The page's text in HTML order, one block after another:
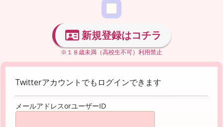
新規登録はコチラ
※１８歳未満（高校生不可）利用禁止
Twitterアカウントでもログインできます
メールアドレスorユーザーID